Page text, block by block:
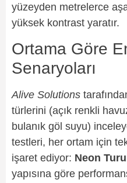
yüzeyden metrelerce
yüksek kontrast yaratır.
Ortama Göre
Senaryoları
Alive Solutions
türlerini (açık renkli
bulanık göl suyu)
testleri, her ortam için
işaret ediyor: Neon
yapısına göre